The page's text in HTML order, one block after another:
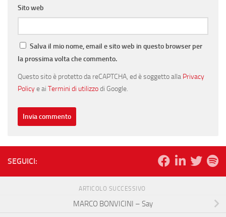
Sito web
Salva il mio nome, email e sito web in questo browser per
la prossima volta che commento.
Questo sito è protetto da reCAPTCHA, ed è soggetto alla Privacy
Policye ai Termini di utilizzodi Google.
SEGUICI:
ARTICOLO SUCCESSIVO
MARCO BONVICINI – Say